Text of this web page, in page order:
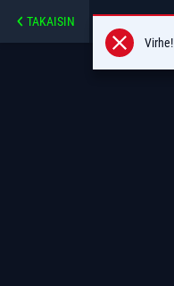
TAKAISIN
Virhe!